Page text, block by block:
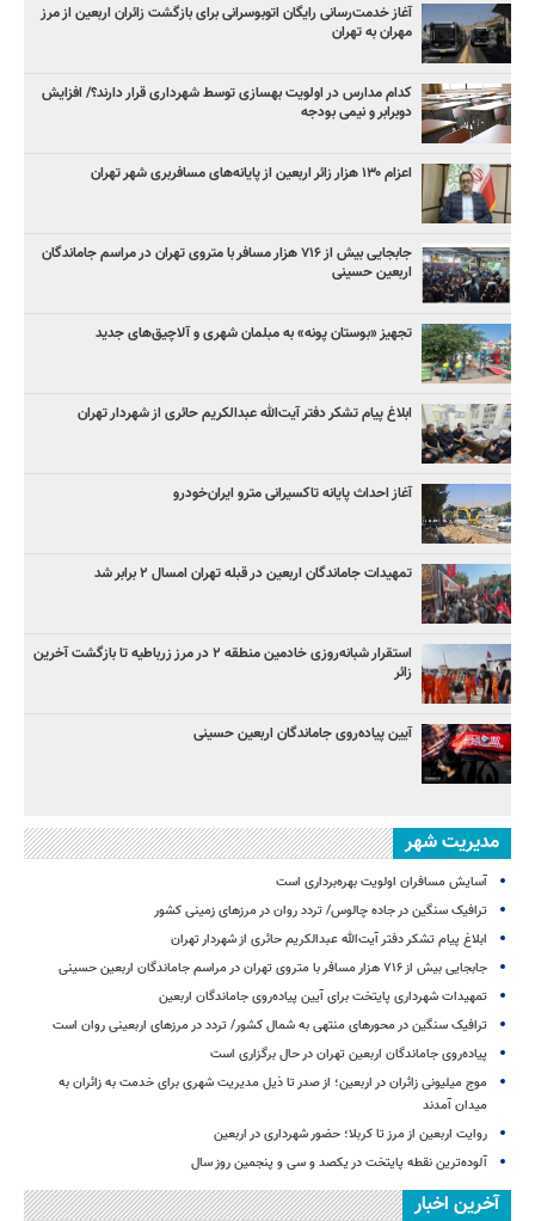
آغاز خدمت‌رسانی رایگان اتوبوسرانی برای بازگشت زائران اربعین از مرز
مهران به تهران
کدام مدارس در اولویت بهسازی توسط شهرداری قرار دارند؟/ افزایش
دوبرابر و نیمی بودجه
اعزام ۱۳۰ هزار زائر اربعین از پایانه‌های مسافربری شهر تهران
جابجایی بیش از ۷۱۶ هزار مسافر با متروی تهران در مراسم جاماندگان
اربعین حسینی
تجهیز «بوستان پونه» به مبلمان شهری و آلاچیق‌های جدید
ابلاغ پیام تشکر دفتر آیت‌الله عبدالکریم حائری از شهردار تهران
آغاز احداث پایانه تاکسیرانی مترو ایران‌خودرو
تمهیدات جاماندگان اربعین در قبله تهران امسال ۲ برابر شد
استقرار شبانه‌روزی خادمین منطقه ۲ در مرز زرباطیه تا بازگشت آخرین
زائر
آیین پیاده‌روی جاماندگان اربعین حسینی
مدیریت شهر
آسایش مسافران اولویت بهره‌برداری است
ترافیک سنگین در جاده چالوس/ تردد روان در مرزهای زمینی کشور
ابلاغ پیام تشکر دفتر آیت‌الله عبدالکریم حائری از شهردار تهران
جابجایی بیش از ۷۱۶ هزار مسافر با متروی تهران در مراسم جاماندگان اربعین حسینی
تمهیدات شهرداری پایتخت برای آیین پیاده‌روی جاماندگان اربعین
ترافیک سنگین در محورهای منتهی به شمال کشور/ تردد در مرزهای اربعینی روان است
پیاده‌روی جاماندگان اربعین تهران در حال برگزاری است
موج میلیونی زائران در اربعین؛ از صدر تا ذیل مدیریت شهری برای خدمت به زائران به
میدان آمدند
روایت اربعین از مرز تا کربلا؛ حضور شهرداری در اربعین
آلوده‌ترین نقطه پایتخت در یکصد و سی‌ و پنجمین روز سال
آخرین اخبار